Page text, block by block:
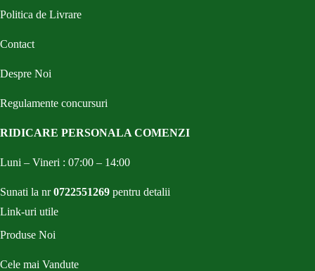
Politica de Livrare
Contact
Despre Noi
Regulamente concursuri
RIDICARE PERSONALA COMENZI
Luni – Vineri : 07:00 – 14:00
Sunati la nr0722551269 pentru detalii
Link-uri utile
Produse Noi
Cele mai Vandute